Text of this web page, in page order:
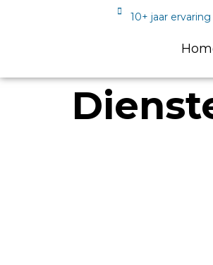
10+ jaar ervaring